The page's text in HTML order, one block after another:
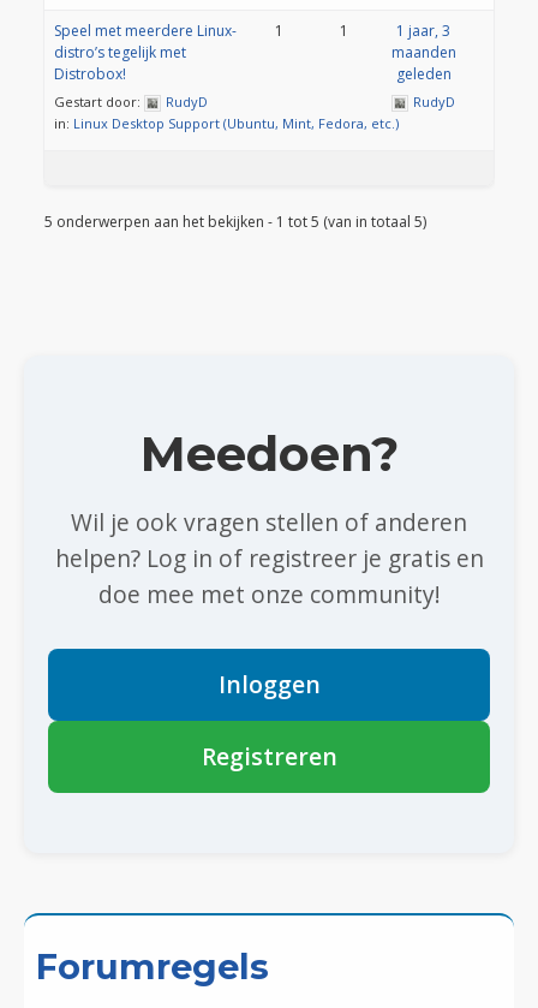
Speel met meerdere Linux-
distro’s tegelijk met
Distrobox!
Gestart door:
RudyD
in: Linux Desktop Support (Ubuntu, Mint, Fedora, etc.)
1 1
1 jaar, 3
maanden
geleden
RudyD
5 onderwerpen aan het bekijken - 1 tot 5 (van in totaal 5)
Meedoen?
Wil je ook vragen stellen of anderen
helpen? Log in of registreer je gratis en
doe mee met onze community!
Inloggen
Registreren
Forumregels